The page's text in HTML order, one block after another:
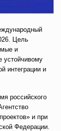
Цель
и
устойчивому
интеграции и
российского
и при
Федерации.